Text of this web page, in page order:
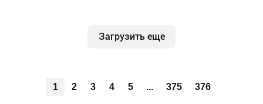
Загрузить еще
1 2 3 4 5 ... 375 376